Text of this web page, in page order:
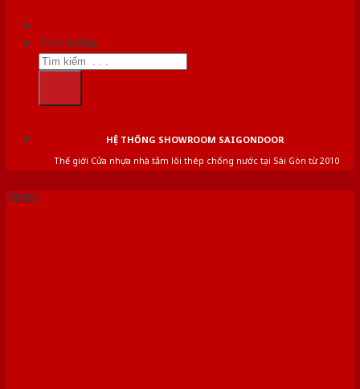
Tìm kiếm:
HỆ THỐNG SHOWROOM SAIGONDOOR
Thế giới Cửa nhựa nhà tắm lõi thép chống nước tại Sài Gòn từ 2010
Tin tức